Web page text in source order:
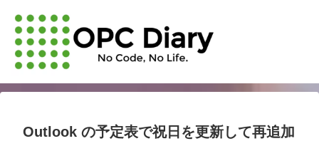
Outlook の予定表で祝日を更新して再追加